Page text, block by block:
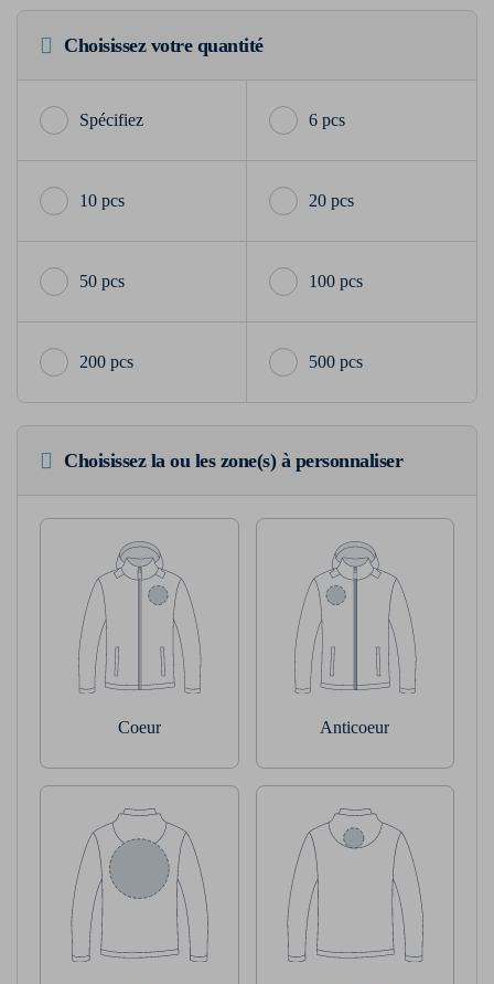
Choisissez votre quantité
6 pcs
10 pcs 20 pcs
50 pcs 100 pcs
200 pcs 500 pcs
Choisissez la ou les zone(s) à personnaliser
Coeur Anticoeur